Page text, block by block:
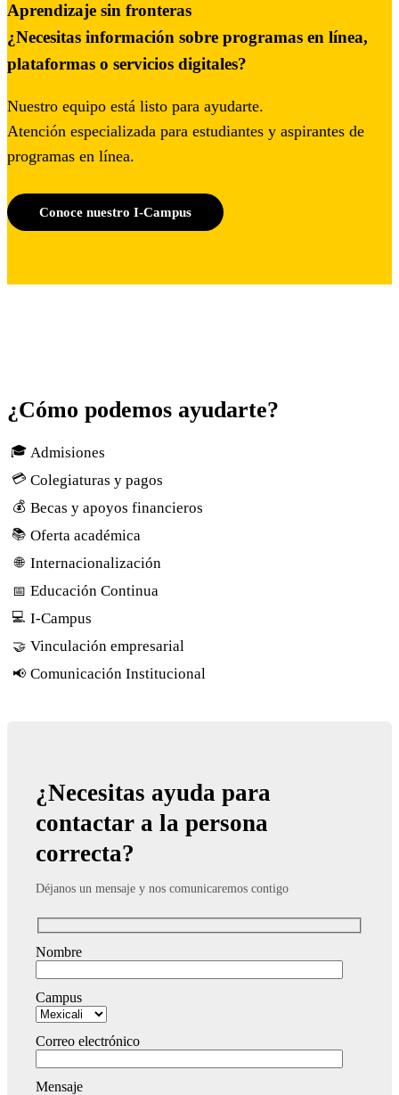
Aprendizaje sin fronteras
¿Necesitas información sobre programas en línea,
plataformas o servicios digitales?
Nuestro equipo está listo para ayudarte.
Atención especializada para estudiantes y aspirantes de
programas en línea.
Conoce nuestro I-Campus
¿Cómo podemos ayudarte?
🎓 Admisiones
💳 Colegiaturas y pagos
💰 Becas y apoyos financieros
📚 Oferta académica
🌐 Internacionalización
📅 Educación Continua
💻 I-Campus
🤝 Vinculación empresarial
📢 Comunicación Institucional
¿Necesitas ayuda para
contactar a la persona
correcta?
Déjanos un mensaje y nos comunicaremos contigo
Nombre
Campus
Correo electrónico
Mensaje